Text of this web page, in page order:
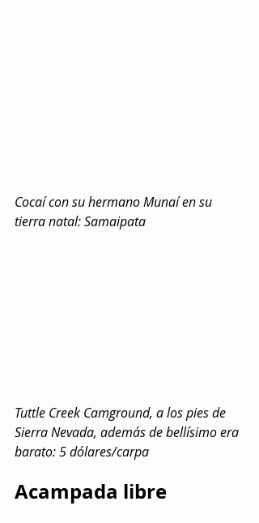
Cocaí con su hermano Munaí en su
tierra natal: Samaipata
Tuttle Creek Camground, a los pies de
Sierra Nevada, además de bellísimo era
barato: 5 dólares/carpa
Acampada libre